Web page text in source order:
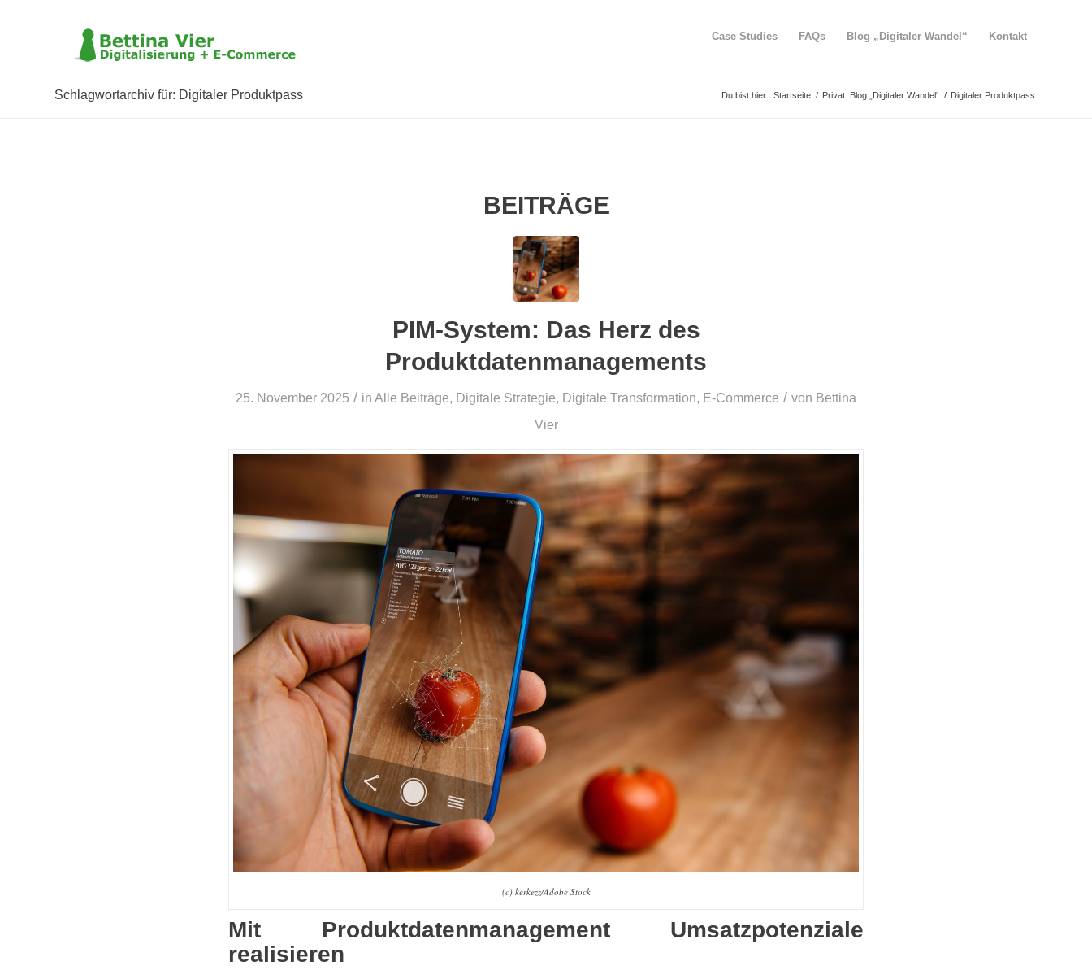
Case Studies FAQs Blog „Digitaler Wandel“ Kontakt
Schlagwortarchiv für: Digitaler Produktpass Du bist hier: Startseite / Privat: Blog „Digitaler Wandel“ / Digitaler Produktpass
BEITRÄGE
PIM-System: Das Herz des
Produktdatenmanagements
25. November 2025 / in Alle Beiträge, Digitale Strategie, Digitale Transformation, E-Commerce / von Bettina
Vier
(c) kerkezz/Adobe Stock
Mit Produktdatenmanagement Umsatzpotenziale
realisieren